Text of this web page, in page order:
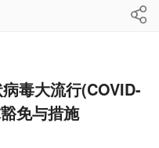
毒大流行(COVID-
免与措施